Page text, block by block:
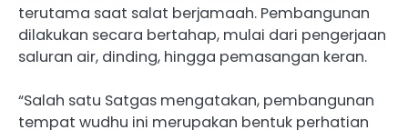
terutama saat salat berjamaah. Pembangunan
dilakukan secara bertahap, mulai dari pengerjaan
saluran air, dinding, hingga pemasangan keran.
“Salah satu Satgas mengatakan, pembangunan
tempat wudhu ini merupakan bentuk perhatian